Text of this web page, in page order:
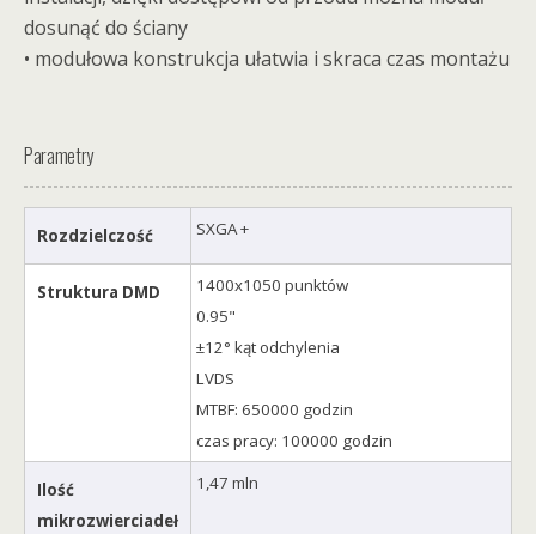
dosunąć do ściany
• modułowa konstrukcja ułatwia i skraca czas montażu
Parametry
Rozdzielczość SXGA +
Struktura DMD
1400x1050 punktów
0.95"
±12° kąt odchylenia
LVDS
MTBF: 650000 godzin
czas pracy: 100000 godzin
Ilość
mikrozwierciadeł
1,47 mln